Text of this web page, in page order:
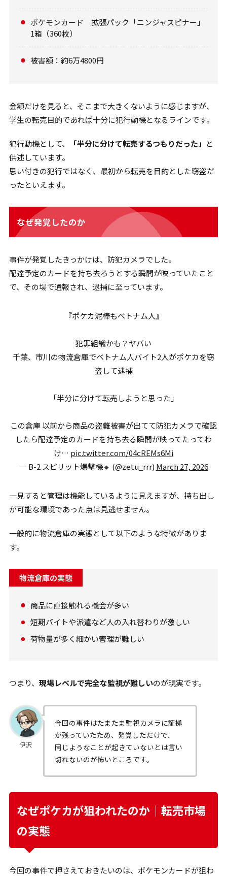
ポケモンカード 拡張パック「ニンジャスピナー」
1箱（360枚）
被害額：約6万4800円
金額だけを見ると、そこまで大きくないように感じますが、
学生の転売目的であれば十分に犯行動機となるラインです。
犯行動機として、 「半分に分けて転売するつもりだった」 と
供述しています。
思い付きの犯行ではなく、最初から転売を目的とした窃盗だ
ったといえます。
なぜ発覚したのか
事件が発覚したきっかけは、防犯カメラでした。
配達予定のカードを持ち去ろうとする瞬間が映っていたこと
で、その場で通報され、逮捕に至っています。
『ポケカ泥棒もベトナム人』
犯罪組織かも？ヤバい
千葉、市川の物流倉庫でベトナム人バイト2人がポケカを窃
盗して逮捕
「半分に分けて転売しようと思った」
この倉庫 以前から商品の盗難被害が出てて防犯カメラで確認
したら配達予定のカードを持ち去る瞬間が映ってたってわ
け… pic.twitter.com/04cREMs6Mi
— B-2 スピリット爆撃機🔸 (@zetu_rrr) March 27, 2026
一見すると管理は機能しているように見えますが、持ち出し
が可能な環境であった点は見逃せません。
一般的に物流倉庫の実態として以下のような特徴がありま
す。
物流倉庫の実態
商品に直接触れる機会が多い
短期バイトや派遣など人の入れ替わりが激しい
荷物量が多く細かい管理が難しい
つまり、 現場レベルで完全な監視が難しいのが現実です。
伊沢
今回の事件はたまたま監視カメラに証拠
が残っていたため、発覚しただけで、
同じようなことが起きていないとは言い
切れないのが怖いところです。
なぜポケカが狙われたのか｜転売市場
の実態
今回の事件で押さえておきたいのは、ポケモンカードが狙わ